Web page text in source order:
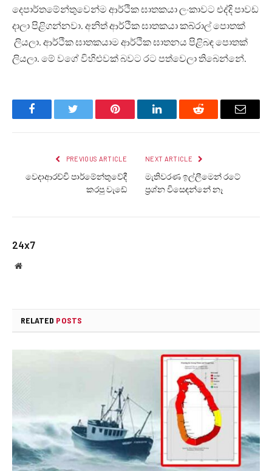
දෙපාර්තමේන්තුවෙන්ම ආර්ථික ඝාතකයා ලංකාවට එද්දි පාවඩ
දාලා පිළිගන්නවා. අනිත් ආර්ථික ඝාතකයා කබ්රාල් පොතක්
ලියලා. ආර්ථික ඝාතකයාම ආර්ථික ඝාතනය පිළිබඳ පොතක්
ලියලා. මේ වගේ විහිළුවක් බවට රට පත්වෙලා තිබෙන්නේ.
FacebookTwitter Pinterest LinkedInReddit Email
PREVIOUS ARTICLE
වෙදාආරච්චි පාර්මේන්තුවේදී
කරපු වැඩේ
NEXT ARTICLE
මැතිවරණ ඉල්ලීමෙන් රටේ
ප්‍රශ්න විසෙඳන්නේ නෑ
24x7
Website
RELATED POSTS